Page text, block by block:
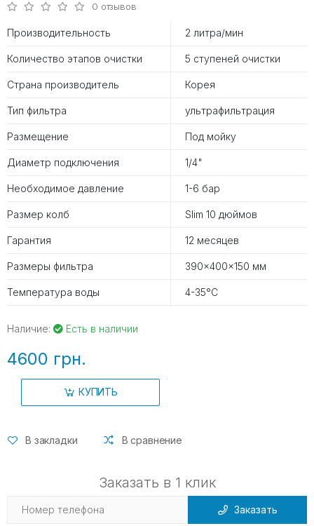
0 отзывов
Производительность 2 литра/мин
Количество этапов очистки 5 ступеней очистки
Страна производитель Корея
Тип фильтра ультрафильтрация
Размещение Под мойку
Диаметр подключения 1/4"
Необходимое давление 1-6 бар
Размер колб Slim 10 дюймов
Гарантия 12 месяцев
Размеры фильтра 390×400×150 мм
Температура воды 4-35°С
Наличие: Есть в наличии
4600 грн.
КУПИТЬ
В закладки В сравнение
Заказать в 1 клик
Заказать